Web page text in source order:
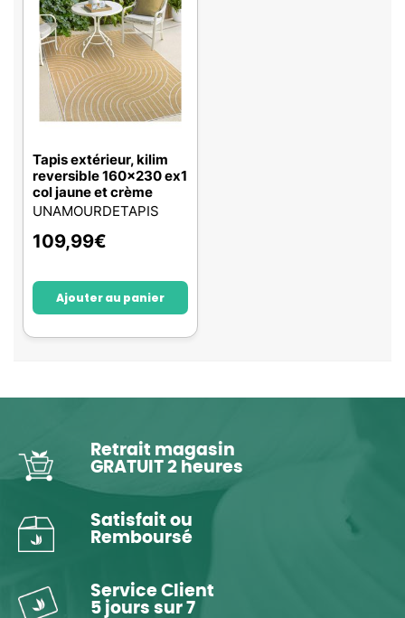
Tapis extérieur, kilim
reversible 160x230 ex1
col jaune et crème
UNAMOURDETAPIS
109,99€
Ajouter au panier
Retrait magasin
GRATUIT 2 heures
Satisfait ou
Remboursé
Service Client
5 jours sur 7